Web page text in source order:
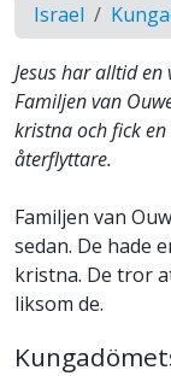
Israel
Jesus har alltid
Familjen van
kristna och fick
återflyttare.
Familjen van
sedan. De hade
kristna. De tror
liksom de.